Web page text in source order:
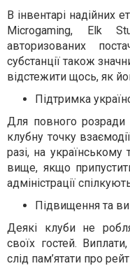
В інвентарі надійних
Microgaming, Elk
авторизованих
субстанції також
відстежити щось, як
Підтримка
Для повного розради
клубну точку
разі, на
вище, якщо
адміністрації
Підвищення та
Деякі клуби не
своїх гостей.
слід пам’ятати про